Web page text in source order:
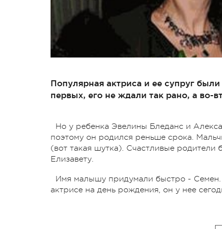
Популярная актриса и ее супруг
первых, его не ждали так рано, а во-
Но у ребенка Эвелины Бледанс и
поэтому он родился реньше срока.
(вот такая шутка). Счастливые родители
Елизавету.
Имя малышу придумали быстро -
актрисе на день рождения, он у нее